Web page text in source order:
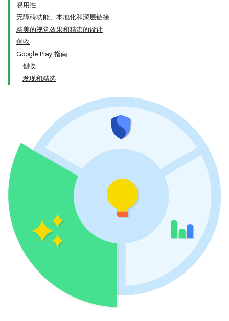
易用性
无障碍功能、本地化和深层链接
精美的视觉效果和精湛的设计
创收
Google Play 指南
创收
发现和精选